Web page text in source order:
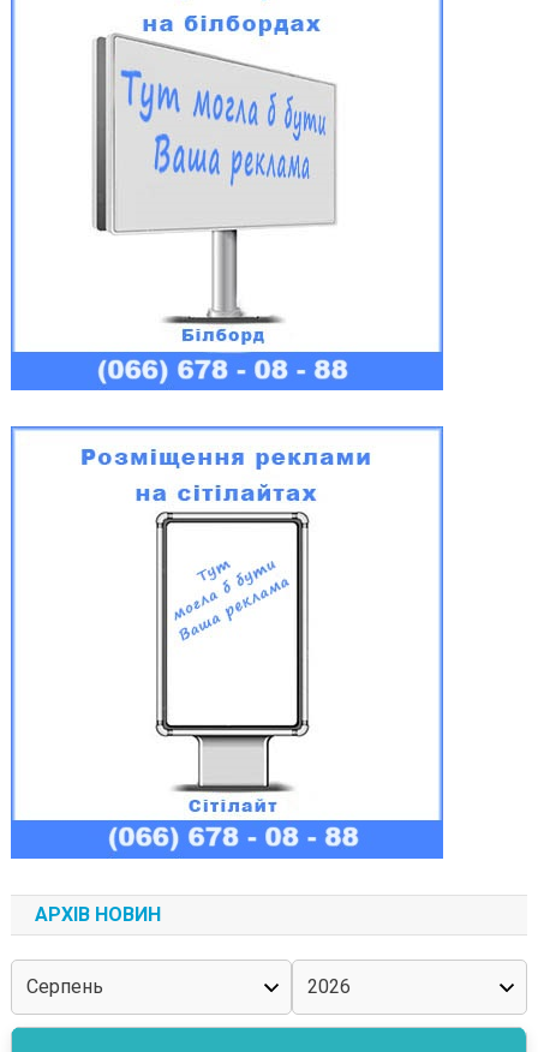
АРХІВ НОВИН